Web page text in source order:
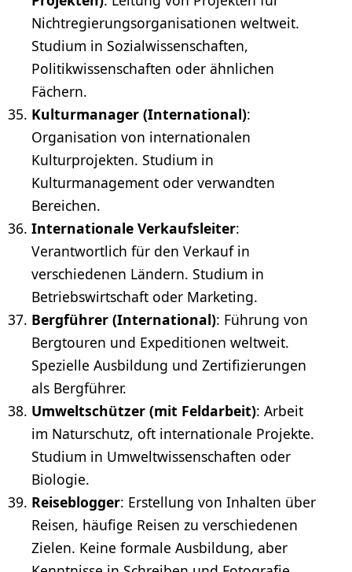
Nichtregierungsorganisationen weltweit.
Studium in Sozialwissenschaften,
Politikwissenschaften oder ähnlichen
Fächern.
Kulturmanager (International):
Organisation von internationalen
Kulturprojekten. Studium in
Kulturmanagement oder verwandten
Bereichen.
Internationale Verkaufsleiter:
Verantwortlich für den Verkauf in
verschiedenen Ländern. Studium in
Betriebswirtschaft oder Marketing.
Bergführer (International): Führung von
Bergtouren und Expeditionen weltweit.
Spezielle Ausbildung und Zertifizierungen
als Bergführer.
Umweltschützer (mit Feldarbeit): Arbeit
im Naturschutz, oft internationale Projekte.
Studium in Umweltwissenschaften oder
Biologie.
Reiseblogger: Erstellung von Inhalten über
Reisen, häufige Reisen zu verschiedenen
Zielen. Keine formale Ausbildung, aber